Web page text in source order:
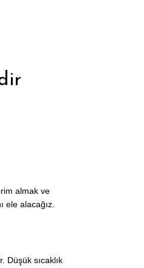
almak ve
ele alacağız.
Düşük sıcaklık